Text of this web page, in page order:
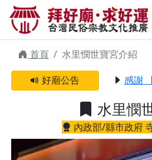
水里憫世寶宮 | 拜
與您有緣的信仰
首頁
水里憫世寶宮介紹
好廟公告
感謝 【
水里憫
內政部/縣市政府